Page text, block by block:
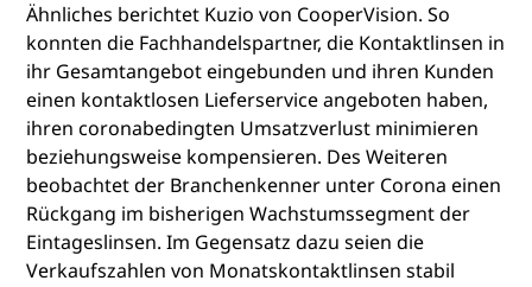
Ähnliches berichtet Kuzio von CooperVision. So
konnten die Fachhandelspartner, die Kontaktlinsen in
ihr Gesamtangebot eingebunden und ihren Kunden
einen kontaktlosen Lieferservice angeboten haben,
ihren coronabedingten Umsatzverlust minimieren
beziehungsweise kompensieren. Des Weiteren
beobachtet der Branchenkenner unter Corona einen
Rückgang im bisherigen Wachstumssegment der
Eintageslinsen. Im Gegensatz dazu seien die
Verkaufszahlen von Monatskontaktlinsen stabil